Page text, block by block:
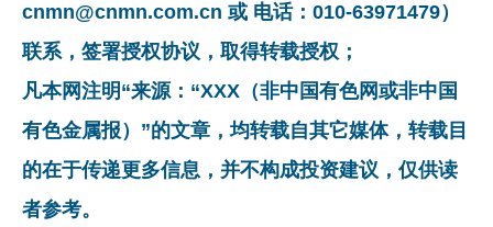
cnmn@cnmn.com.cn 或 电话：010-63971479）
联系，签署授权协议，取得转载授权；
凡本网注明“来源：“XXX（非中国有色网或非中国
有色金属报）”的文章，均转载自其它媒体，转载目
的在于传递更多信息，并不构成投资建议，仅供读
者参考。